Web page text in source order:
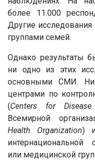
более 11.000
Другие
группами семей.
Однако результаты
ни одно из этих
основными СМИ. Ни
центрами по
(Centers for Disease
Всемирной
Health
Organization)
интернациональной
или медицинской